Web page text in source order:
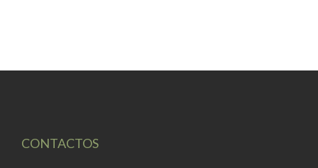
CONTACTOS